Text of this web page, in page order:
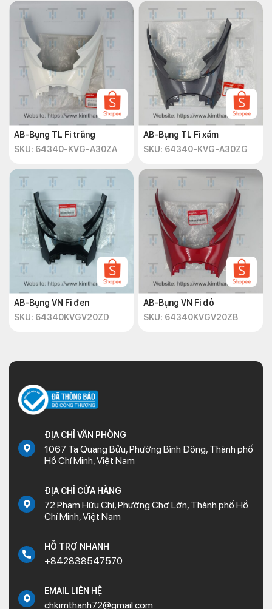
AB-Bụng TL Fi trắng
SKU: 64340-KVG-A30ZA
AB-Bụng TL Fi xám
SKU: 64340-KVG-A30ZG
AB-Bụng VN Fi đen
SKU: 64340KVGV20ZD
AB-Bụng VN Fi đỏ
SKU: 64340KVGV20ZB
ĐỊA CHỈ VĂN PHÒNG
1067 Tạ Quang Bửu, Phường Bình Đông, Thành phố
Hồ Chí Minh, Việt Nam
ĐỊA CHỈ CỬA HÀNG
72 Phạm Hữu Chí, Phường Chợ Lớn, Thành phố Hồ
Chí Minh, Việt Nam
HỖ TRỢ NHANH
+842838547570
EMAIL LIÊN HỆ
chkimthanh72@gmail.com